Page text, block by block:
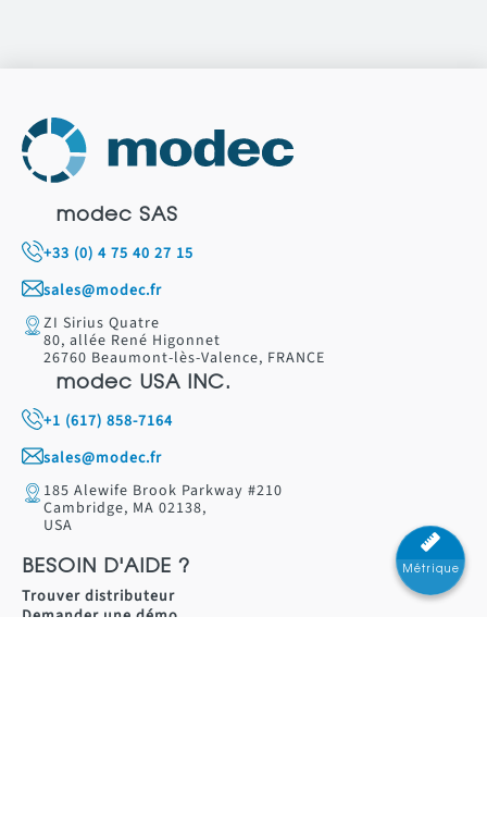
modec SAS
+33 (0) 4 75 40 27 15
sales@modec.fr
ZI Sirius Quatre
80, allée René Higonnet
26760 Beaumont-lès-Valence, FRANCE
modec USA INC.
+1 (617) 858-7164
sales@modec.fr
185 Alewife Brook Parkway #210
Cambridge, MA 02138,
USA
BESOIN D'AIDE ?
Trouver distributeur
Demander une démo
Métrique